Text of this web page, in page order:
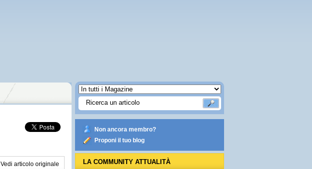
Vedi articolo originale
Non ancora membro?
Proponi il tuo blog
LA COMMUNITY ATTUALITÀ